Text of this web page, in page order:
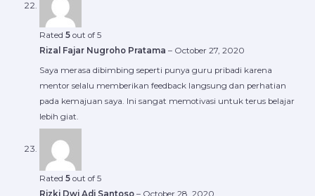
Rated 5out of 5
Rizal Fajar Nugroho Pratama – October 27, 2020
Saya merasa dibimbing seperti punya guru pribadi karena
mentor selalu memberikan feedback langsung dan perhatian
pada kemajuan saya. Ini sangat memotivasi untuk terus belajar
lebih giat.
Rated 5out of 5
Rizki Dwi Adi Santoso – October 28, 2020